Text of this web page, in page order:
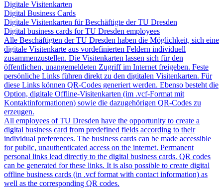
Digitale Visitenkarten
Digital Business Cards
Digitale Visitenkarten für Beschäftigte der TU Dresden
Digital business cards for TU Dresden employees
Alle Beschäftigten der TU Dresden haben die Möglichkeit, sich eine
digitale Visitenkarte aus vordefinierten Feldern individuell
zusammenzustellen. Die Visitenkarten lassen sich für den
öffentlichen, unangemeldeten Zugriff im Internet freigeben. Feste
persönliche Links führen direkt zu den digitalen Visitenkarten. Für
diese Links können QR-Codes generiert werden. Ebenso besteht die
Option, digitale Offline-Visitenkarten (im .vcf-Format mit
Kontaktinformationen) sowie die dazugehörigen QR-Codes zu
erzeugen.
All employees of TU Dresden have the opportunity to create a
digital business card from predefined fields according to their
individual preferences. The business cards can be made accessible
for public, unauthenticated access on the internet. Permanent
personal links lead directly to the digital business cards. QR codes
can be generated for these links. It is also possible to create digital
offline business cards (in .vcf format with contact information) as
well as the corresponding QR codes.